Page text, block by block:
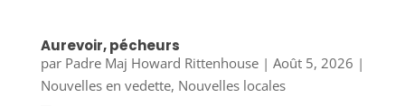
Aurevoir, pécheurs
par Padre Maj Howard Rittenhouse| Août 5, 2026 |
Nouvelles en vedette, Nouvelles locales